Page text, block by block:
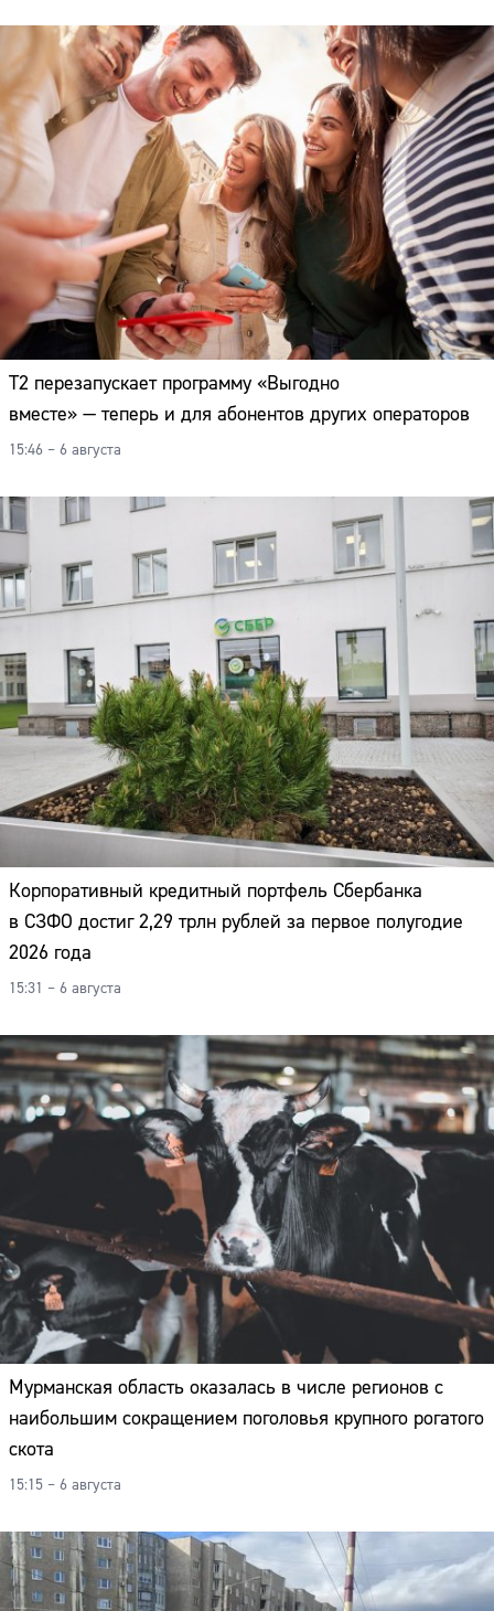
Т2 перезапускает программу «Выгодно
вместе» — теперь и для абонентов других операторов
15:46 – 6 августа
Корпоративный кредитный портфель Сбербанка
в СЗФО достиг 2,29 трлн рублей за первое полугодие
2026 года
15:31 – 6 августа
Мурманская область оказалась в числе регионов с
наибольшим сокращением поголовья крупного рогатого
скота
15:15 – 6 августа